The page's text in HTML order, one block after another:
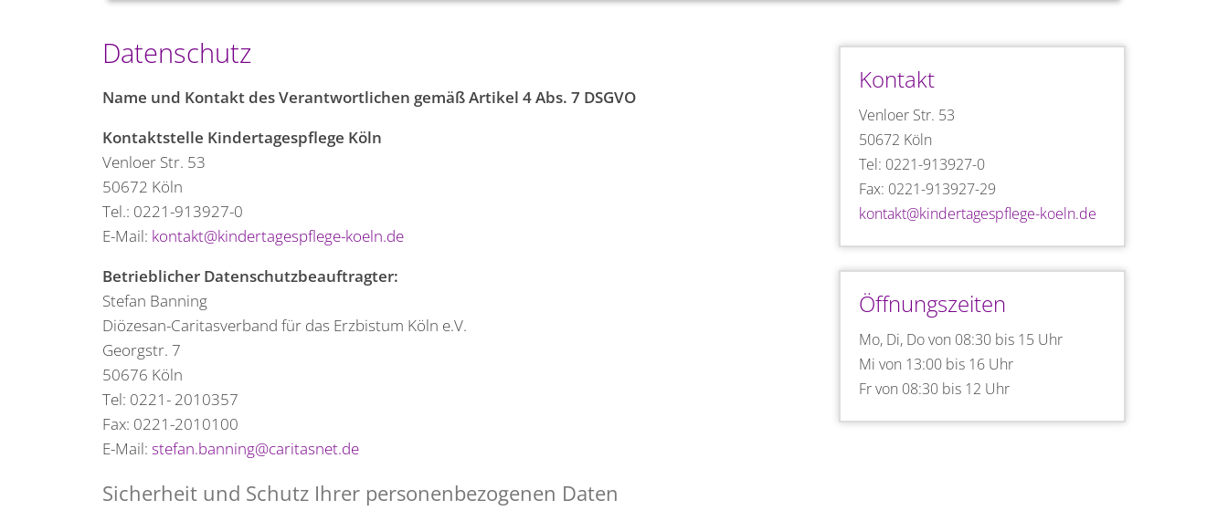
Datenschutz
Name und Kontakt des Verantwortlichen gemäß Artikel 4 Abs. 7 DSGVO
Kontaktstelle Kindertagespflege Köln
Venloer Str. 53
50672 Köln
Tel.: 0221-913927-0
E-Mail: kontakt@kindertagespflege-koeln.de
Betrieblicher Datenschutzbeauftragter:
Stefan Banning
Diözesan-Caritasverband für das Erzbistum Köln e.V.
Georgstr. 7
50676 Köln
Tel: 0221- 2010357
Fax: 0221-2010100
E-Mail: stefan.banning@caritasnet.de
Sicherheit und Schutz Ihrer personenbezogenen Daten
Kontakt
Venloer Str. 53
50672 Köln
Tel: 0221-913927-0
Fax: 0221-913927-29
kontakt@kindertagespflege-koeln.de
Öffnungszeiten
Mo, Di, Do von 08:30 bis 15 Uhr
Mi von 13:00 bis 16 Uhr
Fr von 08:30 bis 12 Uhr